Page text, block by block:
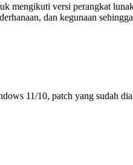
mengikuti versi perangkat
dan kegunaan
11/10, patch yang sudah